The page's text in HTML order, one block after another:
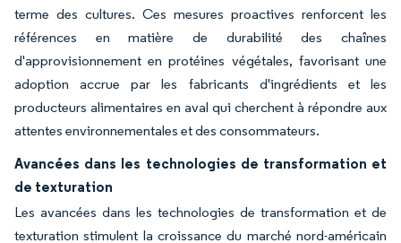
terme des cultures. Ces mesures proactives renforcent les
références en matière de durabilité des chaînes
d'approvisionnement en protéines végétales, favorisant une
adoption accrue par les fabricants d'ingrédients et les
producteurs alimentaires en aval qui cherchent à répondre aux
attentes environnementales et des consommateurs.
Avancées dans les technologies de transformation et
de texturation
Les avancées dans les technologies de transformation et de
texturation stimulent la croissance du marché nord-américain